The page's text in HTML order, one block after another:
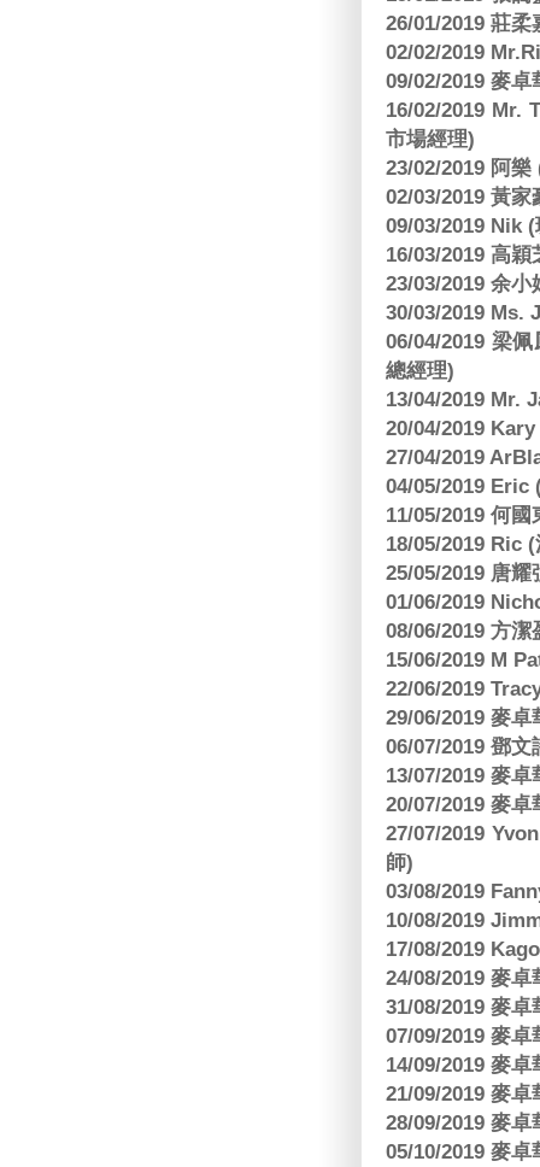
26/01/2019 莊
02/02/2019
09/02/2019 麥
16/02/2019 Mr.
市場經理)
23/02/2019 阿
02/03/2019 黃
09/03/2019 Nik
16/03/2019 高
23/03/2019 余
30/03/2019 Ms.
06/04/2019 梁
總經理)
13/04/2019 Mr.
20/04/2019
27/04/2019
04/05/2019 Eric
11/05/2019 何
18/05/2019 Ric
25/05/2019 唐
01/06/2019
08/06/2019 方
15/06/2019 M
22/06/2019
29/06/2019 麥
06/07/2019 鄧
13/07/2019 麥
20/07/2019 麥
27/07/2019
師)
03/08/2019
10/08/2019
17/08/2019
24/08/2019 麥
31/08/2019 麥
07/09/2019 麥
14/09/2019 麥
21/09/2019 麥
28/09/2019 麥
05/10/2019 麥